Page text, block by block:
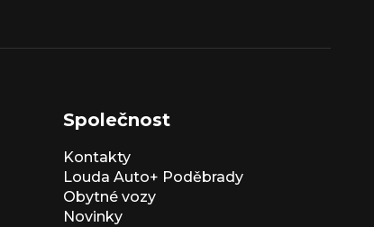
Společnost
Kontakty
Louda Auto+ Poděbrady
Obytné vozy
Novinky